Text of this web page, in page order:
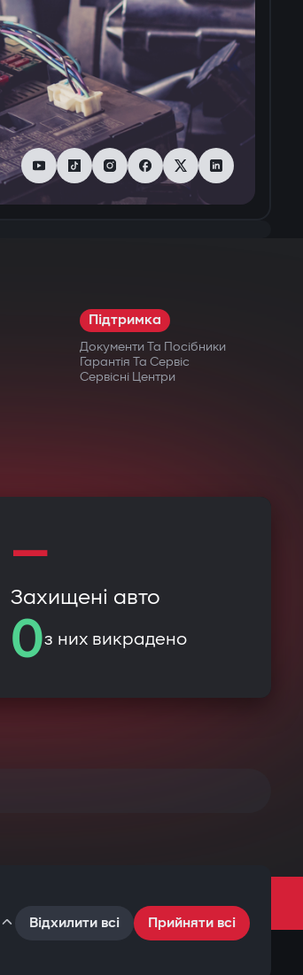
Підтримка
Документи Та Посібники
Гарантія Та Сервіс
Сервісні Центри
—
Захищені авто
0з них викрадено
Відхилити всі Прийняти всі